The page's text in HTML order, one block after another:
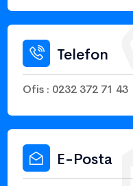
Telefon
Ofis : 0232 372 71 43
E-Posta